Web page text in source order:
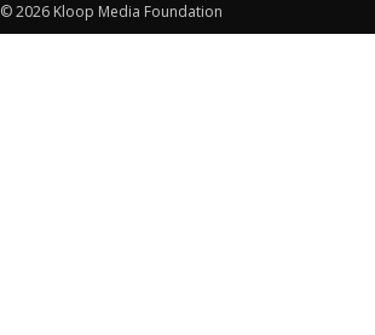
© 2026 Kloop Media Foundation